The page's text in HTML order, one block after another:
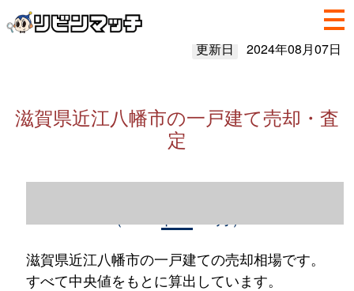
更新日 2024年08月07日
滋賀県近江八幡市の一戸建て売却・査
定
滋賀県近江八幡市の一戸建ての売却相場です。
すべて中央値をもとに算出しています。